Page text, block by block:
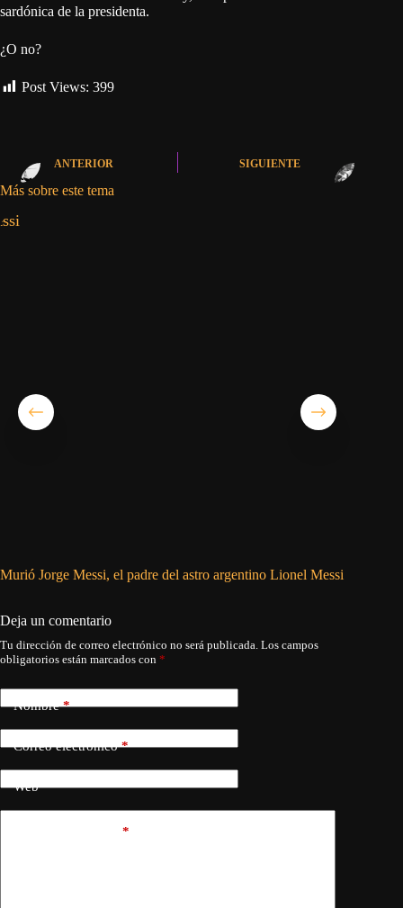
sardónica de la presidenta.
¿O no?
Post Views: 399
ANTERIOR SIGUIENTE
Más sobre este tema
Murió Jorge Messi, el padre del astro argentino Lionel Messi
Deja un comentario
Tu dirección de correo electrónico no será publicada. Los campos
obligatorios están marcados con *
Nombre*
Correo electrónico*
Web
*